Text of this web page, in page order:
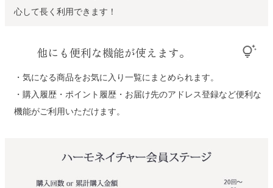
心して長く利用できます！
他にも便利な機能が使えます。 tips_and_updates
・気になる商品をお気に入り一覧にまとめられます。
・購入履歴・ポイント履歴・お届け先のアドレス登録など便利な
機能がご利用いただけます。